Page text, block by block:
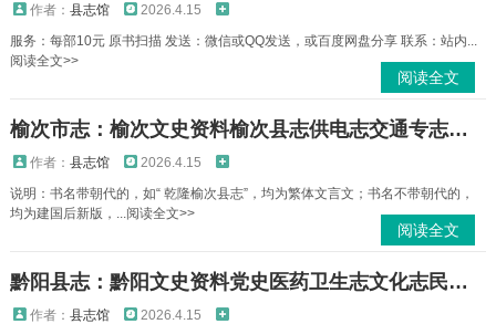
作者： 县志馆
2026.4.15
服务：每部10元 原书扫描 发送：微信或QQ发送，或百度网盘分享 联系：站内...
阅读全文>>
阅读全文
榆次市志：榆次文史资料榆次县志供电志交通专志重点工程志二轻工业志乡村图志等PDF电子版下载
作者： 县志馆
2026.4.15
说明：书名带朝代的，如“ 乾隆榆次县志”，均为繁体文言文；书名不带朝代的，
均为建国后新版，...阅读全文>>
阅读全文
黔阳县志：黔阳文史资料党史医药卫生志文化志民政志交通志人大志地名志妇女志等PDF电子版下载
作者： 县志馆
2026.4.15